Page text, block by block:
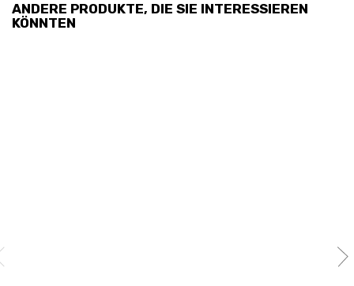
ANDERE PRODUKTE, DIE SIE INTERESSIEREN
KÖNNTEN